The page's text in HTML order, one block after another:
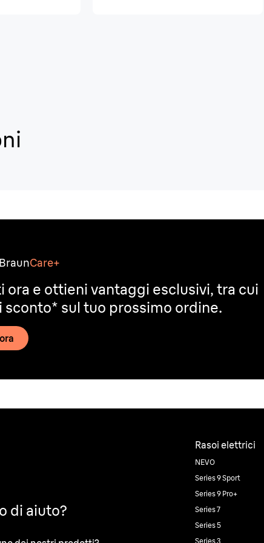
Care+
ora e ottieni vantaggi esclusivi, tra cui
sconto* sul tuo prossimo ordine.
di aiuto?
Rasoi elettrici
NEVO
Series 9 Sport
Series 9 Pro+
Series 7
Series 5
Series 3